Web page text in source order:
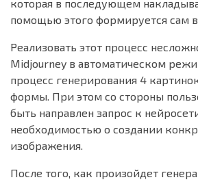
которая в последующем
помощью этого формируется сам
Реализовать этот процесс
Midjourney в автоматическом
процесс генерирования 4
формы. При этом со стороны
быть направлен запрос к
необходимостью о создании
изображения.
После того, как произойдет